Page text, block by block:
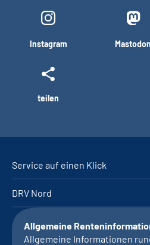
Instagram Mastodon
teilen
Service auf einen Klick
DRV Nord
Allgemeine
Allgemeine Informationen